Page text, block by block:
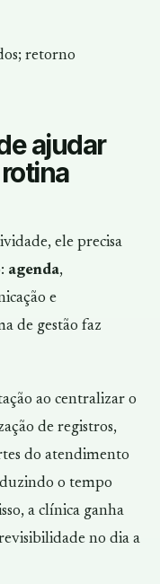
retorno
ajudar
ele precisa
agenda,
e
de gestão faz
ao centralizar o
de registros,
do atendimento
o tempo
a clínica ganha
no dia a